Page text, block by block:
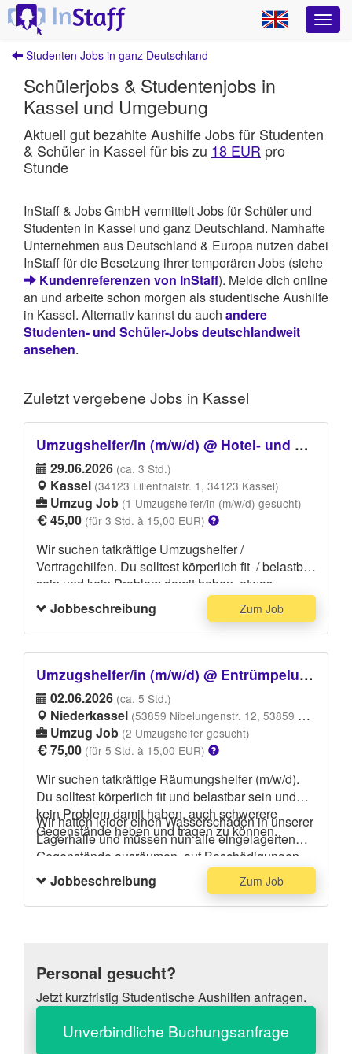
Studenten Jobs in ganz Deutschland
Schülerjobs & Studentenjobs in
Kassel und Umgebung
Aktuell gut bezahlte Aushilfe Jobs für Studenten
& Schüler in Kassel für bis zu 18 EUR pro
Stunde
InStaff & Jobs GmbH vermittelt Jobs für Schüler und
Studenten in Kassel und ganz Deutschland. Namhafte
Unternehmen aus Deutschland & Europa nutzen dabei
InStaff für die Besetzung ihrer temporären Jobs (siehe
Kundenreferenzen von InStaff). Melde dich online
an und arbeite schon morgen als studentische Aushilfe
in Kassel. Alternativ kannst du auch andere
Studenten- und Schüler-Jobs deutschlandweit
ansehen.
Zuletzt vergebene Jobs in Kassel
Umzugshelfer/in (m/w/d) @ Hotel- und Möbellogistik Jonson GmbH
29.06.2026 (ca. 3 Std.)
Kassel (34123 Lilienthalstr. 1, 34123 Kassel)
Umzug Job (1 Umzugshelfer/in (m/w/d) gesucht)
45,00 (für 3 Std. à 15,00 EUR)
Wir suchen tatkräftige Umzugshelfer /
Vertragehilfen. Du solltest körperlich fit / belastbar
sein und kein Problem damit haben, etwas
schwerere Gegenstände heben und tragen zu
können. Deine Hauptaufgabe besteht darin,
Paletten unter Anleitung auf einen LKW zu
verladen. Bitte trage dunkle Kleidung, die
eventuell dreckig werden kann und festes
Schuhwerk.
Jobbeschreibung Zum Job
Umzugshelfer/in (m/w/d) @ Entrümpelungs-/Räumungshelfer*in (m/w/d)
02.06.2026 (ca. 5 Std.)
Niederkassel (53859 Nibelungenstr. 12, 53859 Niederkassel)
Umzug Job (2 Umzugshelfer gesucht)
75,00 (für 5 Std. à 15,00 EUR)
Wir suchen tatkräftige Räumungshelfer (m/w/d).
Du solltest körperlich fit und belastbar sein und
kein Problem damit haben, auch schwerere
Gegenstände heben und tragen zu können.
Wir hatten leider einen Wasserschaden in unserer
Lagerhalle und müssen nun alle eingelagerten
Gegenstände ausräumen, auf Beschädigungen
prüfen und diese dokumentieren. Dabei benötigen
wir tatkräftige Hilfe. Bitte trage dunkle Kleidung,
die eventuell dreckig werden kann, und festes
Jobbeschreibung Zum Job
Personal gesucht?
Jetzt kurzfristig Studentische Aushilfen anfragen.
Unverbindliche Buchungsanfrage